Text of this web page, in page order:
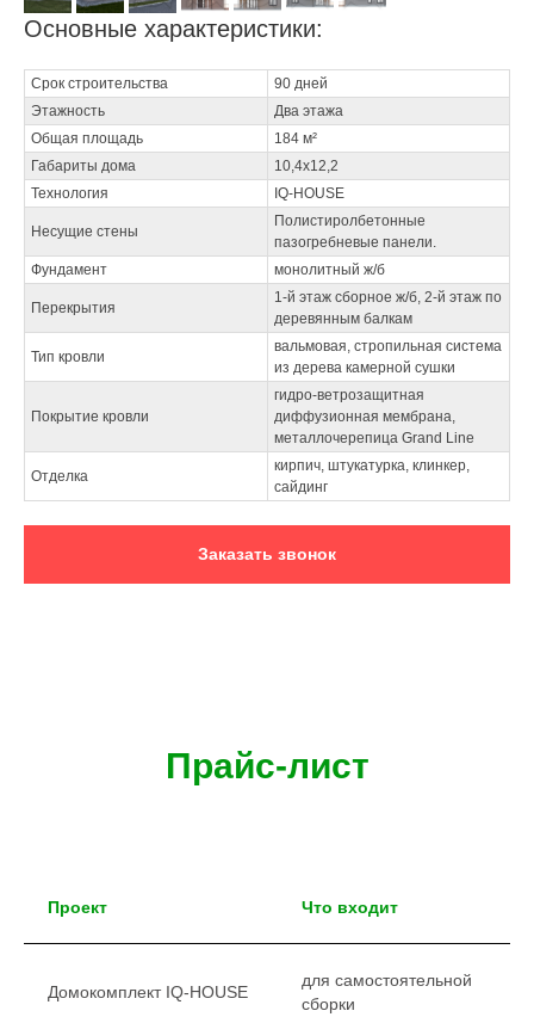
Основные характеристики:
Срок строительства
90 дней
Этажность
Два этажа
Общая площадь
184 м²
Габариты дома
10,4х12,2
Технология
IQ-HOUSE
Несущие стены
Полистиролбетонные
пазогребневые панели.
Фундамент
монолитный ж/б
Перекрытия
1-й этаж сборное ж/б, 2-й этаж по
деревянным балкам
Тип кровли
вальмовая, стропильная система
из дерева камерной сушки
Покрытие кровли
гидро-ветрозащитная
диффузионная мембрана,
металлочерепица Grand Line
Отделка
кирпич, штукатурка, клинкер,
сайдинг
Заказать звонок
Прайс-лист
Проект Что входит
Домокомплект IQ-HOUSE
для самостоятельной
сборки